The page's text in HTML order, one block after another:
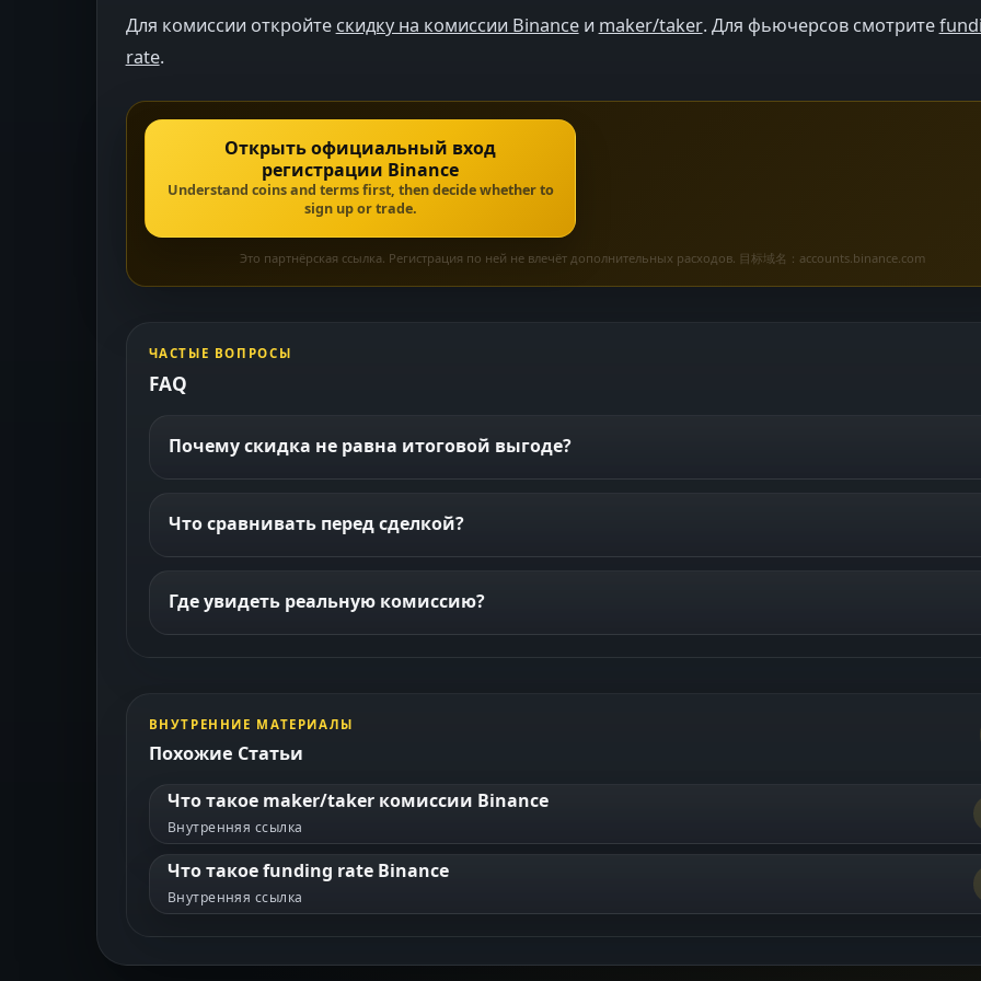
Для комиссии откройтескидку на комиссии Binanceиmaker/taker. Для фьючерсов смотрите
rate.
Открыть официальный вход
регистрации Binance
Understand coins and terms first, then decide whether to
sign up or trade.
Это партнёрская ссылка. Регистрация по ней не влечёт дополнительных расходов. 目标域名：accounts.binance.com
ЧАСТЫЕ ВОПРОСЫ
FAQ
Почему скидка не равна итоговой выгоде?
Что сравнивать перед сделкой?
Где увидеть реальную комиссию?
ВНУТРЕННИЕ МАТЕРИАЛЫ
Похожие Статьи
Что такое maker/taker комиссии Binance
Внутренняя ссылка
Что такое funding rate Binance
Внутренняя ссылка